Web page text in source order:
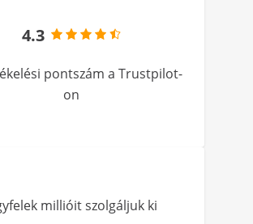
4.3
pontszám a Trustpilot-
on
millióit szolgáljuk ki